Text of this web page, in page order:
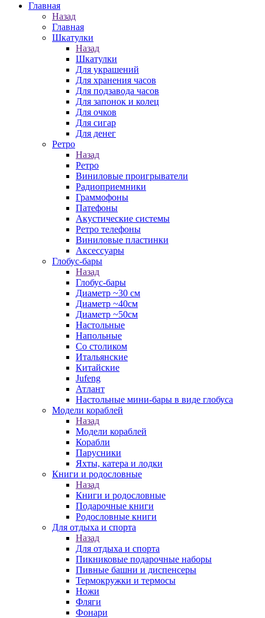
Главная
Назад
Главная
Шкатулки
Назад
Шкатулки
Для украшений
Для хранения часов
Для подзавода часов
Для запонок и колец
Для очков
Для сигар
Для денег
Ретро
Назад
Ретро
Виниловые проигрыватели
Радиоприемники
Граммофоны
Патефоны
Акустические системы
Ретро телефоны
Виниловые пластинки
Аксессуары
Глобус-бары
Назад
Глобус-бары
Диаметр ~30 см
Диаметр ~40см
Диаметр ~50см
Настольные
Напольные
Со столиком
Итальянские
Китайские
Jufeng
Атлант
Настольные мини-бары в виде глобуса
Модели кораблей
Назад
Модели кораблей
Корабли
Парусники
Яхты, катера и лодки
Книги и родословные
Назад
Книги и родословные
Подарочные книги
Родословные книги
Для отдыха и спорта
Назад
Для отдыха и спорта
Пикниковые подарочные наборы
Пивные башни и диспенсеры
Термокружки и термосы
Ножи
Фляги
Фонари